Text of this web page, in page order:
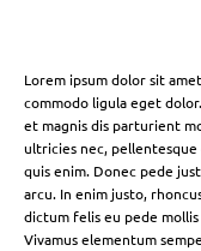
Lorem ipsum dolor sit
commodo ligula eget
et magnis dis parturient
ultricies nec, pellentesque
quis enim. Donec pede
arcu. In enim justo,
dictum felis eu pede
Vivamus elementum